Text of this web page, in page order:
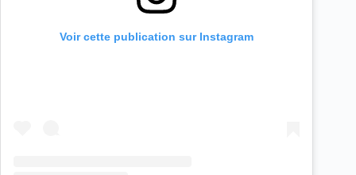
Voir cette publication sur Instagram